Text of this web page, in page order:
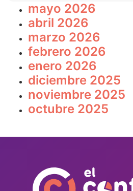
mayo 2026
abril 2026
marzo 2026
febrero 2026
enero 2026
diciembre 2025
noviembre 2025
octubre 2025